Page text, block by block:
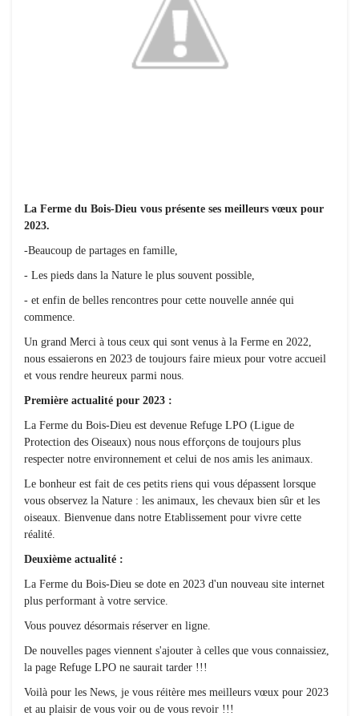
La Ferme du Bois-Dieu vous présente ses meilleurs vœux pour
2023.
-Beaucoup de partages en famille,
- Les pieds dans la Nature le plus souvent possible,
- et enfin de belles rencontres pour cette nouvelle année qui
commence.
Un grand Merci à tous ceux qui sont venus à la Ferme en 2022,
nous essaierons en 2023 de toujours faire mieux pour votre accueil
et vous rendre heureux parmi nous.
Première actualité pour 2023 :
La Ferme du Bois-Dieu est devenue Refuge LPO (Ligue de
Protection des Oiseaux) nous nous efforçons de toujours plus
respecter notre environnement et celui de nos amis les animaux.
Le bonheur est fait de ces petits riens qui vous dépassent lorsque
vous observez la Nature : les animaux, les chevaux bien sûr et les
oiseaux. Bienvenue dans notre Etablissement pour vivre cette
réalité.
Deuxième actualité :
La Ferme du Bois-Dieu se dote en 2023 d'un nouveau site internet
plus performant à votre service.
Vous pouvez désormais réserver en ligne.
De nouvelles pages viennent s'ajouter à celles que vous connaissiez,
la page Refuge LPO ne saurait tarder !!!
Voilà pour les News, je vous réitère mes meilleurs vœux pour 2023
et au plaisir de vous voir ou de vous revoir !!!